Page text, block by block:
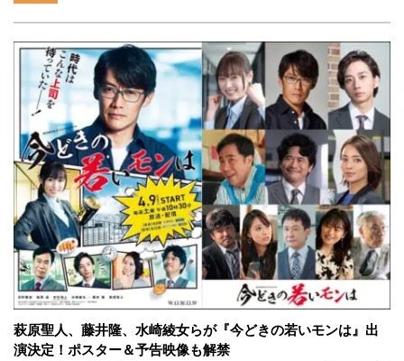
萩原聖人、藤井隆、水崎綾女らが『今どきの若いモンは』出
演決定！ポスター＆予告映像も解禁